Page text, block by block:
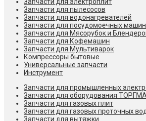
Запчасти для пылесосов
Запчасти для водонагревателей
Запчасти для посудомоечных машин
Запчасти для Мясорубок и
Запчасти для Кофемашин
Запчасти для Мультиварок
Компрессоры бытовые
Универсальные запчасти
Инструмент
Запчасти для промышленных
Запчасти для оборудования
Запчасти для газовых плит
Запчасти для газовых проточных
Запчасти для вытяжки